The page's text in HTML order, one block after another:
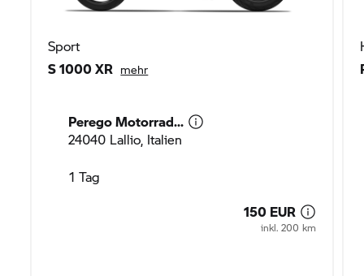
Sport
S 1000 XR mehr
Perego Motorrad...
24040 Lallio, Italien
1 Tag
150 EUR
inkl. 200 km